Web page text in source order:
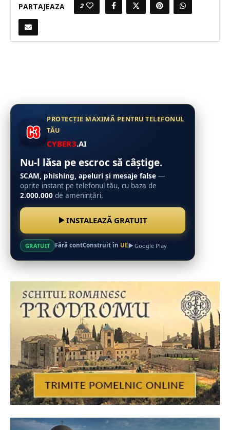
PARTAJEAZA 2
PROTECȚIE MAXIMĂ PENTRU TELEFONUL
TĂU
CYBER3.AI
Nu-l lăsa pe escroc să câștige.
SCAM, phishing, apeluri și mesaje false —
oprite instant pe telefonul tău, cu baza de
2.000.000 de amenințări.
INSTALEAZĂ GRATUIT
GRATUIT Fără contConstruit în UE Google Play